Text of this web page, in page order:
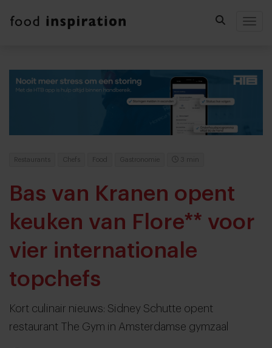
Restaurants Chefs Food Gastronomie 3 min
Bas van Kranen opent
keuken van Flore** voor
vier internationale
topchefs
Kort culinair nieuws: Sidney Schutte opent
restaurant The Gym in Amsterdamse gymzaal